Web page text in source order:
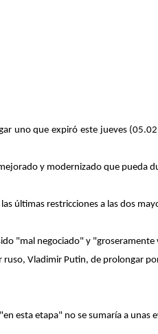
uno que expiró este jueves
y modernizado que pueda
últimas restricciones a las dos
"mal negociado" y "groseramente
ruso, Vladimir Putin, de prolongar
esta etapa" no se sumaría a unas